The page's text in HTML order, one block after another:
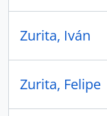
Zurita, Iván
Zurita, Felipe